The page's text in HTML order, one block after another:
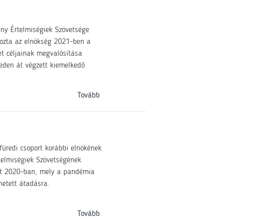
Értelmiségiek Szövetsége
az elnökség 2021-ben a
céljainak megvalósítása
át végzett kiemelkedő
Tovább
csoport korábbi elnökének
Szövetségének
2020-ban, mely a pandémia
átadásra.
Tovább